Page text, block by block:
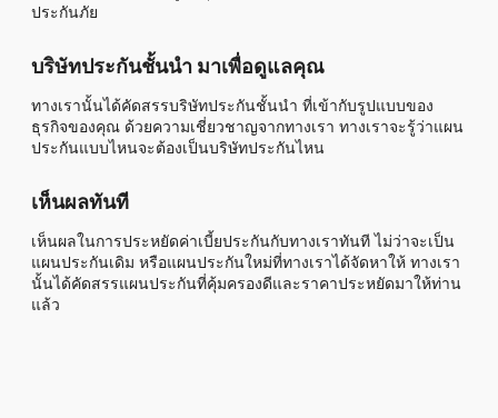
ประกันภัย
บริษัทประกันชั้นนำ มาเพื่อดูแลคุณ
ทางเรานั้นได้คัดสรรบริษัทประกันชั้นนำ ที่เข้ากับรูปแบบของ
ธุรกิจของคุณ ด้วยความเชี่ยวชาญจากทางเรา ทางเราจะรู้ว่าแผน
ประกันแบบไหนจะต้องเป็นบริษัทประกันไหน
เห็นผลทันที
เห็นผลในการประหยัดค่าเบี้ยประกันกับทางเราทันที ไม่ว่าจะเป็น
แผนประกันเดิม หรือแผนประกันใหม่ที่ทางเราได้จัดหาให้ ทางเรา
นั้นได้คัดสรรแผนประกันที่คุ้มครองดีและราคาประหยัดมาให้ท่าน
แล้ว